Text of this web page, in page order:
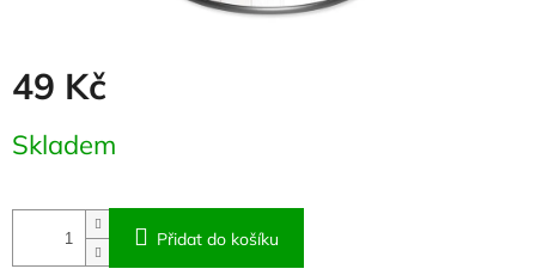
49 Kč
cena:
Skladem
Přidat do košíku